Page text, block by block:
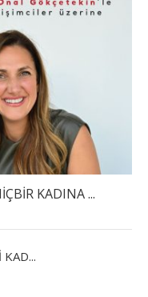
KADINA ...
KAD...